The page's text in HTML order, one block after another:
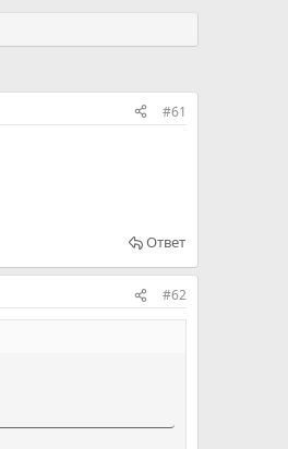
#61
Ответ
#62